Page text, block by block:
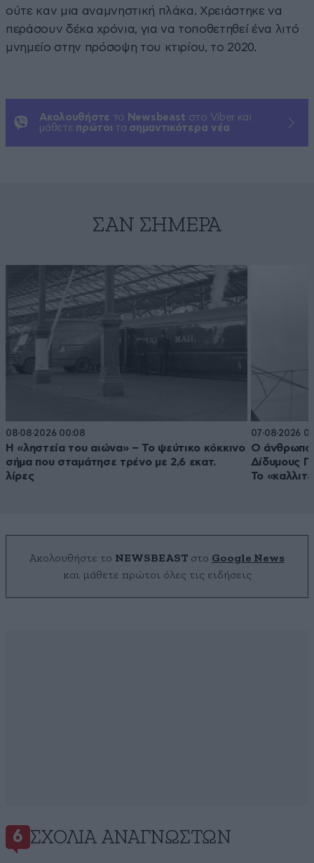
ούτε καν μια αναμνηστική πλάκα. Χρειάστηκε να
περάσουν δέκα χρόνια, για να τοποθετηθεί ένα λιτό
μνημείο στην πρόσοψη του κτιρίου, το 2020.
Ακολουθήστε το Newsbeast στο Viber και
μάθετε πρώτοι τα σημαντικότερα νέα
ΣΑΝ ΣΉΜΕΡΑ
08·08·2026 00:08
Η «ληστεία του αιώνα» – Το ψεύτικο κόκκινο
σήμα που σταμάτησε τρένο με 2,6 εκατ.
λίρες
07·08·2026
Ο
Δίδυμους
Το
Ακολουθήστε το NEWSBEAST στο Google News
και μάθετε πρώτοι όλες τις ειδήσεις
6 ΣΧΌΛΙΑ ΑΝΑΓΝΩΣΤΏΝ